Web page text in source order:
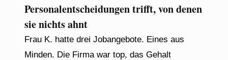
Personalentscheidungen trifft, von denen
sie nichts ahnt
Frau K. hatte drei Jobangebote. Eines aus
Minden. Die Firma war top, das Gehalt